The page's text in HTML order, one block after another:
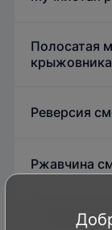
Полосатая
крыжовника
Реверсия
Ржавчина